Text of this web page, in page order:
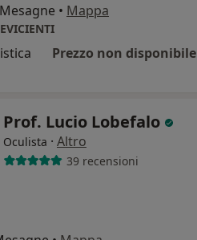
• Mappa
Prezzo non disponibile
Prof. Lucio Lobefalo
Oculista · Altro
39 recensioni